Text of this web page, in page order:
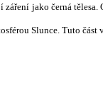
jako černá tělesa.
Slunce. Tuto